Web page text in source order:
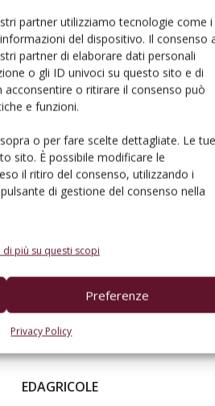
partner utilizziamo tecnologie come i
del dispositivo. Il consenso
partner di elaborare dati personali
o gli ID univoci su questo sito e di
o ritirare il consenso può
e funzioni.
o per fare scelte dettagliate. Le tue
sito. È possibile modificare le
il ritiro del consenso, utilizzando i
di gestione del consenso nella
di più su questi scopi
Preferenze
Privacy Policy
I
EDAGRICOLE